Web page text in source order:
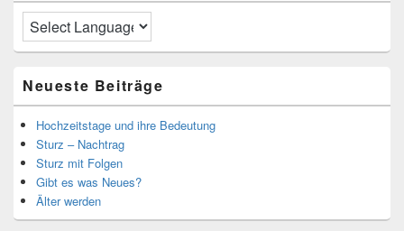
Neueste Beiträge
Hochzeitstage und ihre Bedeutung
Sturz – Nachtrag
Sturz mit Folgen
Gibt es was Neues?
Älter werden